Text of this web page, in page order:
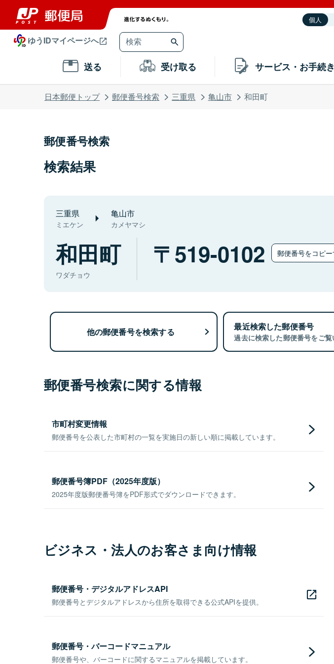
個人
ゆうIDマイページへ
送る 受け取る サービス・お手続き
日本郵便トップ 郵便番号検索 三重県 亀山市 和田町
郵便番号検索
検索結果
三重県
ミエケン
亀山市
カメヤマシ
和田町
ワダチョウ
519-0102 郵便番号をコピー
他の郵便番号を検索する 最近検索した郵便番号
過去に検索した郵便番号をご覧
郵便番号検索に関する情報
市町村変更情報
郵便番号を公表した市町村の一覧を実施日の新しい順に掲載しています。
郵便番号簿PDF（2025年度版）
2025年度版郵便番号簿をPDF形式でダウンロードできます。
ビジネス・法人のお客さま向け情報
郵便番号・デジタルアドレスAPI
郵便番号とデジタルアドレスから住所を取得できる公式APIを提供。
郵便番号・バーコードマニュアル
郵便番号や、バーコードに関するマニュアルを掲載しています。